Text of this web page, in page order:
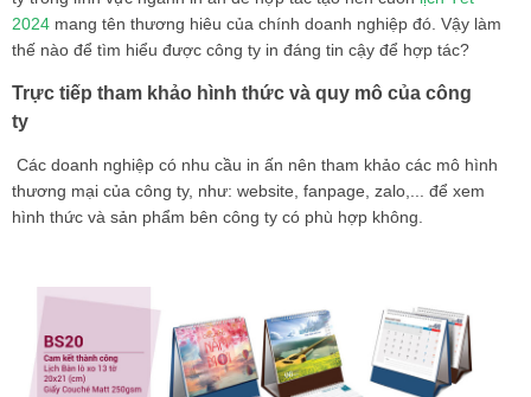
2024 mang tên thương hiêu của chính doanh nghiệp đó. Vậy làm
thế nào để tìm hiểu được công ty in đáng tin cậy để hợp tác?
Trực tiếp tham khảo hình thức và quy mô của công
ty
Các doanh nghiệp có nhu cầu in ấn nên tham khảo các mô hình
thương mại của công ty, như: website, fanpage, zalo,... để xem
hình thức và sản phẩm bên công ty có phù hợp không.